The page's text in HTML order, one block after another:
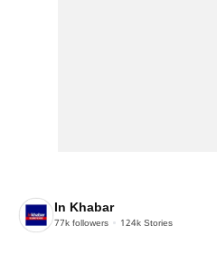
In Khabar
77k followers 124k Stories